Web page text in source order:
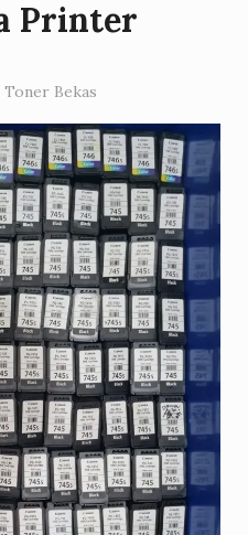
Printer
Bekas